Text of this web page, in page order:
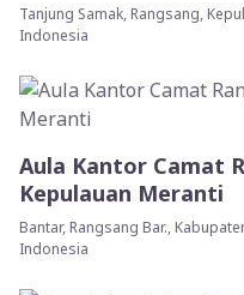
Tanjung Samak, Rangsang,
Indonesia
Aula Kantor Camat
Kepulauan Meranti
Bantar, Rangsang Bar.,
Indonesia